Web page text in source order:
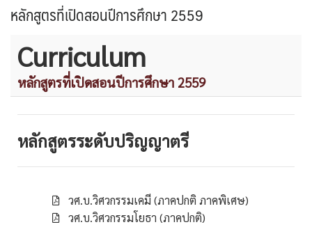
หลักสูตรที่เปิดสอนปีการศึกษา 2559
Curriculum
หลักสูตรที่เปิดสอนปีการศึกษา 2559
หลักสูตรระดับปริญญาตรี
วศ.บ.วิศวกรรมเคมี (ภาคปกติ ภาคพิเศษ)
วศ.บ.วิศวกรรมโยธา (ภาคปกติ)